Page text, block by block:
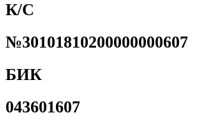
К/С
№30101810200000000607
БИК
043601607